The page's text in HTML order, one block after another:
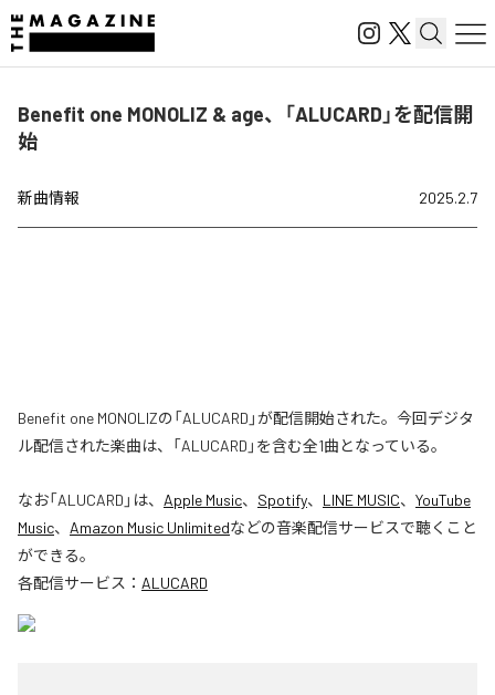
Benefit one MONOLIZ & age、「ALUCARD」を配信開
始
新曲情報 2025.2.7
Benefit one MONOLIZの「ALUCARD」が配信開始された。今回デジタ
ル配信された楽曲は、「ALUCARD」を含む全1曲となっている。
なお「ALUCARD 」は、 Apple Music、 Spotify、 LINE MUSIC、 YouTube
Music、 Amazon Music Unlimitedなどの音楽配信サービスで聴くこと
ができる。
各配信サービス： ALUCARD